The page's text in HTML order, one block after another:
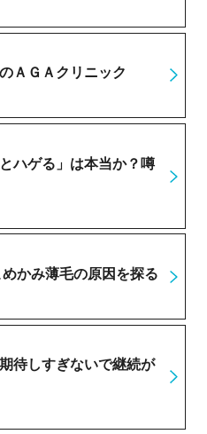
ＡＧＡクリニック
ハゲる」は本当か？噂
かみ薄毛の原因を探る
待しすぎないで継続が